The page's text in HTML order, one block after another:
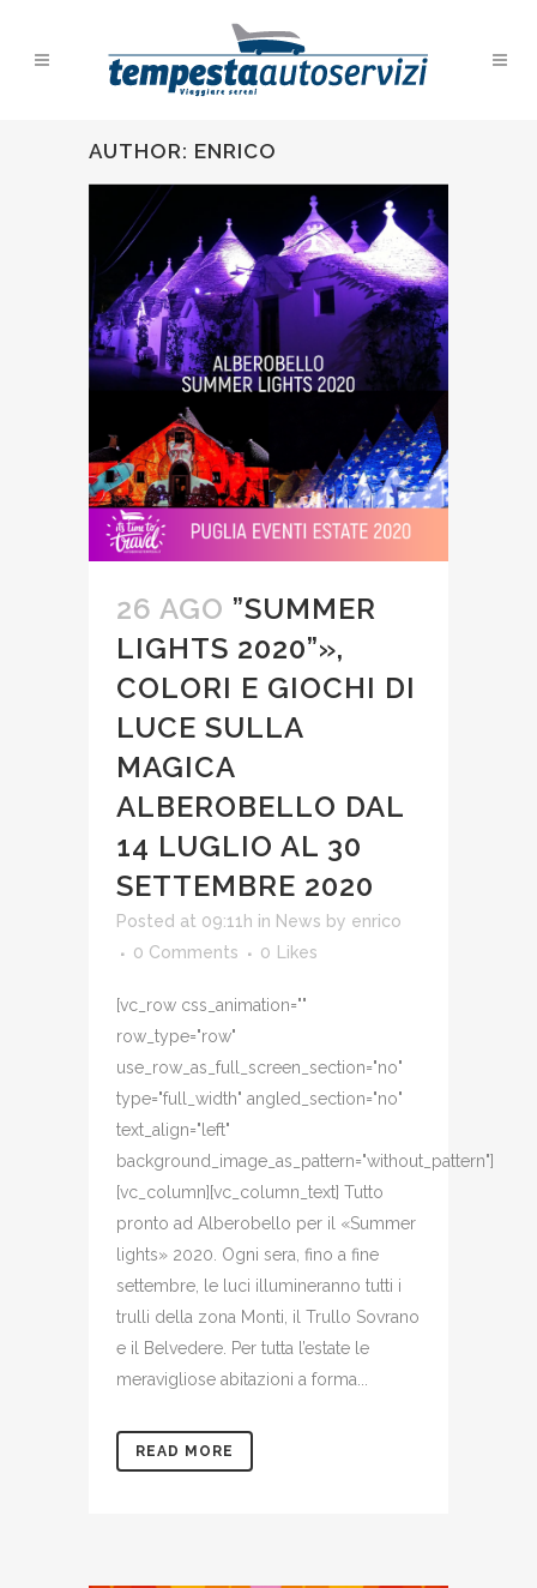
AUTHOR: ENRICO
26 AGO ”SUMMER
LIGHTS 2020”»,
COLORI E GIOCHI DI
LUCE SULLA
MAGICA
ALBEROBELLO DAL
14 LUGLIO AL 30
SETTEMBRE 2020
Posted at 09:11h in News by enrico
0 Comments
0 Likes
[vc_row css_animation=""
row_type="row"
use_row_as_full_screen_section="no"
type="full_width" angled_section="no"
text_align="left"
background_image_as_pattern="without_pattern"]
[vc_column][vc_column_text] Tutto
pronto ad Alberobello per il «Summer
lights» 2020. Ogni sera, fino a fine
settembre, le luci illumineranno tutti i
trulli della zona Monti, il Trullo Sovrano
e il Belvedere. Per tutta l’estate le
meravigliose abitazioni a forma...
READ MORE